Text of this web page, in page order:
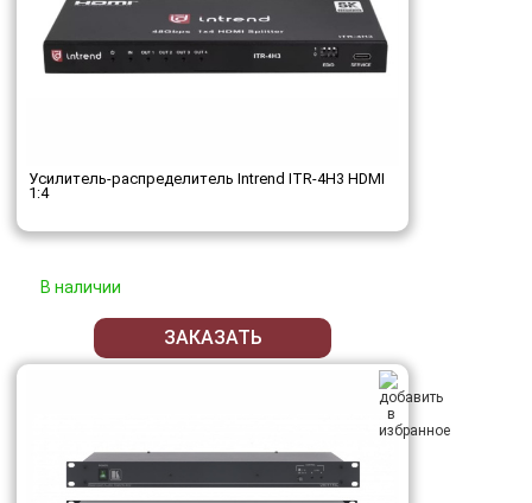
Усилитель-распределитель Intrend ITR-4H3 HDMI
1:4
В наличии
ЗАКАЗАТЬ